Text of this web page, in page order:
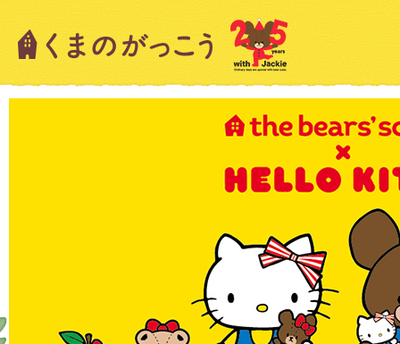
キャラクター紹介
絵本・作家紹介